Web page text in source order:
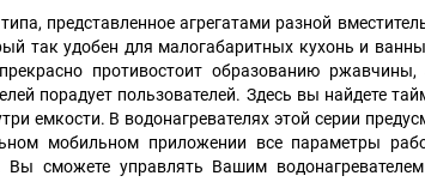
представленное агрегатами разной
так удобен для малогабаритных кухонь и
противостоит образованию
порадует пользователей. Здесь вы найдете
емкости. В водонагревателях этой серии
мобильном приложении все параметры
сможете управлять Вашим